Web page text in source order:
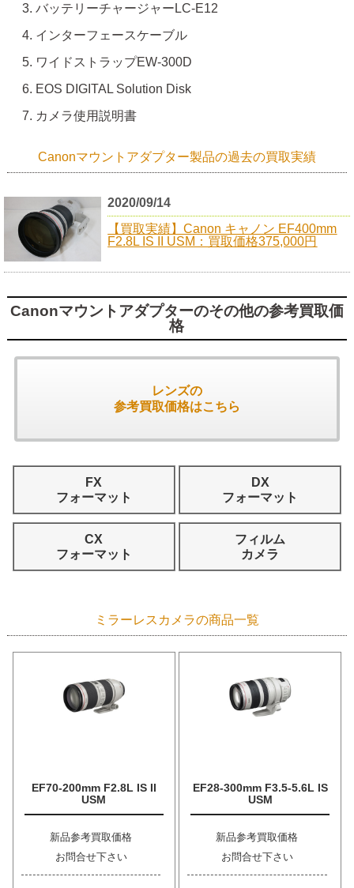
バッテリーチャージャーLC-E12
インターフェースケーブル
ワイドストラップEW-300D
EOS DIGITAL Solution Disk
カメラ使用説明書
Canonマウントアダプター製品の過去の買取実績
2020/09/14
【買取実績】Canon キャノン EF400mm
F2.8L IS II USM：買取価格375,000円
Canonマウントアダプターのその他の参考買取価
格
レンズの
参考買取価格はこちら
FX
フォーマット
DX
フォーマット
CX
フォーマット
フィルム
カメラ
ミラーレスカメラの商品一覧
EF70-200mm F2.8L IS II
USM
新品参考買取価格
お問合せ下さい
EF28-300mm F3.5-5.6L IS
USM
新品参考買取価格
お問合せ下さい